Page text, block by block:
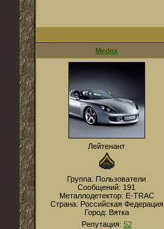
Medox
Лейтенант
Группа: Пользователи
Сообщений: 191
Металлодетектор: E-TRAC
Страна: Российская Федерация
Город: Вятка
Репутация: 52